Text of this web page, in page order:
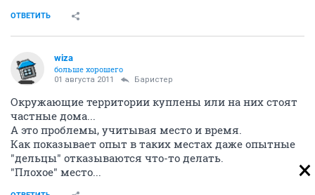
ОТВЕТИТЬ
wiza
больше хорошего
01 августа 2011 Баристер
Окружающие территории куплены или на них стоят
частные дома...
А это проблемы, учитывая место и время.
Как показывает опыт в таких местах даже опытные
"дельцы" отказываются что-то делать.
"Плохое" место...